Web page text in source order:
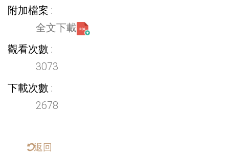
附加檔案
全文下載
觀看次數
3073
下載次數
2678
返回